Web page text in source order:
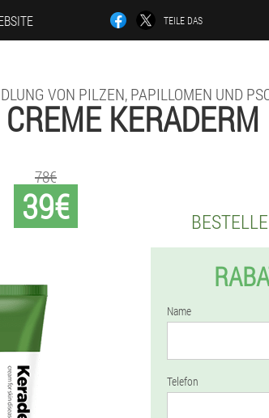
TEILE DAS
VON PILZEN, PAPILLOMEN UND
39€
78€
Name
Telefon